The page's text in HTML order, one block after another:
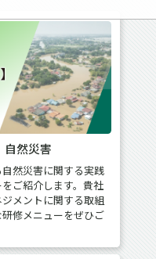
自然災害
然災害に関する実践
ご紹介します。貴社
メントに関する取組
修メニューをぜひご